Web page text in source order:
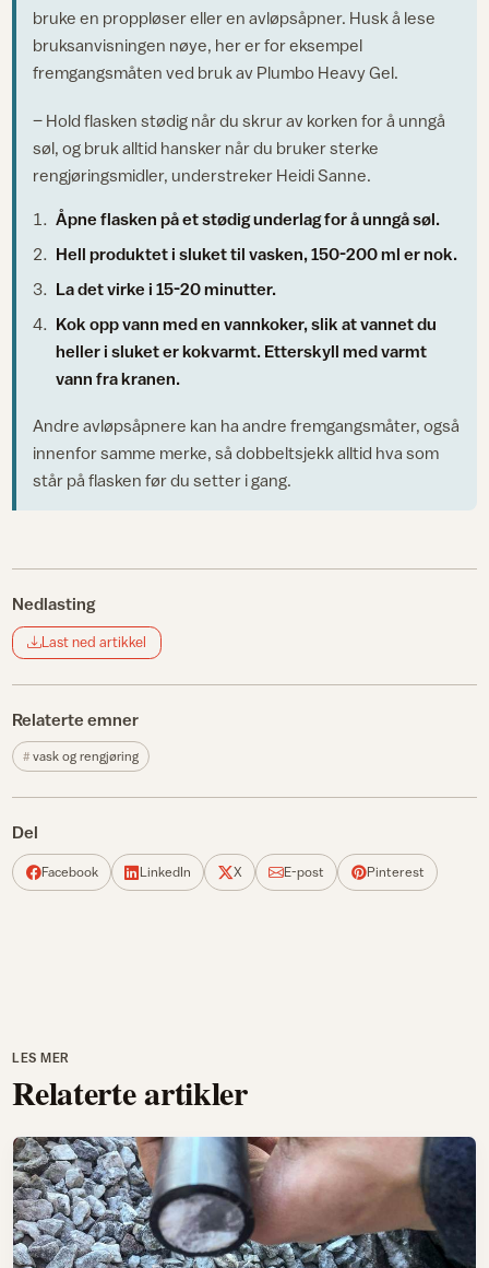
bruke en proppløser eller en avløpsåpner. Husk å lese
bruksanvisningen nøye, her er for eksempel
fremgangsmåten ved bruk av Plumbo Heavy Gel.
– Hold flasken stødig når du skrur av korken for å unngå
søl, og bruk alltid hansker når du bruker sterke
rengjøringsmidler, understreker Heidi Sanne.
Åpne flasken på et stødig underlag for å unngå søl.
Hell produktet i sluket til vasken, 150-200 ml er nok.
La det virke i 15-20 minutter.
Kok opp vann med en vannkoker, slik at vannet du
heller i sluket er kokvarmt. Etterskyll med varmt
vann fra kranen.
Andre avløpsåpnere kan ha andre fremgangsmåter, også
innenfor samme merke, så dobbeltsjekk alltid hva som
står på flasken før du setter i gang.
Nedlasting
Last ned artikkel
Relaterte emner
vask og rengjøring
Del
Facebook LinkedIn X E-post Pinterest
LES MER
Relaterte artikler